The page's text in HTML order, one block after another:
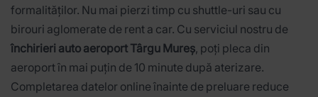
formalităților. Nu mai pierzi timp cu shuttle-uri sau cu
birouri aglomerate de rent a car. Cu serviciul nostru de
închirieri auto aeroport Târgu Mureș, poți pleca din
aeroport în mai puțin de 10 minute după aterizare.
Completarea datelor online înainte de preluare reduce